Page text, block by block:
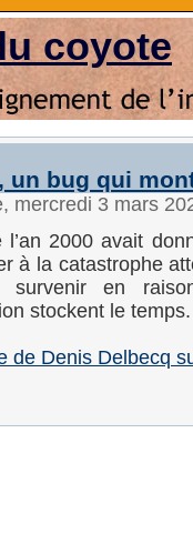
coyote
un bug qui
mercredi 3 mars
l’an 2000 avait
à la catastrophe
survenir en
stockent le temps.
de Denis Delbecq